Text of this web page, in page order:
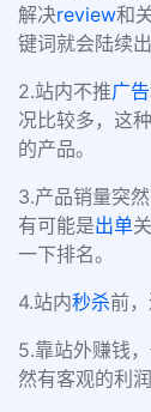
解决review和
键词就会陆续出
2.站内不推广告
况比较多，这
的产品。
3.产品销量突
有可能是出单
一下排名。
4.站内秒杀前
5.靠站外赚钱
然有客观的利